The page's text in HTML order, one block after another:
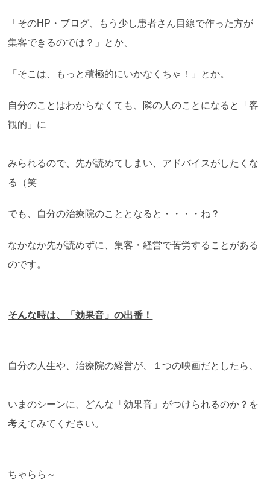
「そのHP・ブログ、もう少し患者さん目線で作った方が
集客できるのでは？」とか、
「そこは、もっと積極的にいかなくちゃ！」とか。
自分のことはわからなくても、隣の人のことになると「客
観的」に
みられるので、先が読めてしまい、アドバイスがしたくな
る（笑
でも、自分の治療院のこととなると・・・・ね？
なかなか先が読めずに、集客・経営で苦労することがある
のです。
そんな時は、「効果音」の出番！
自分の人生や、治療院の経営が、１つの映画だとしたら、
いまのシーンに、どんな「効果音」がつけられるのか？を
考えてみてください。
ちゃらら～